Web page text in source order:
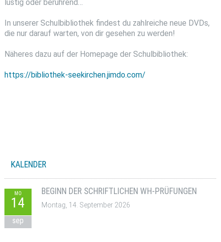
lustig oder berührend…
In unserer Schulbibliothek findest du zahlreiche neue DVDs,
die nur darauf warten, von dir gesehen zu werden!
Näheres dazu auf der Homepage der Schulbibliothek:
https://bibliothek-seekirchen.jimdo.com/
KALENDER
MO
14
sep
BEGINN DER SCHRIFTLICHEN WH-PRÜFUNGEN
Montag, 14. September 2026